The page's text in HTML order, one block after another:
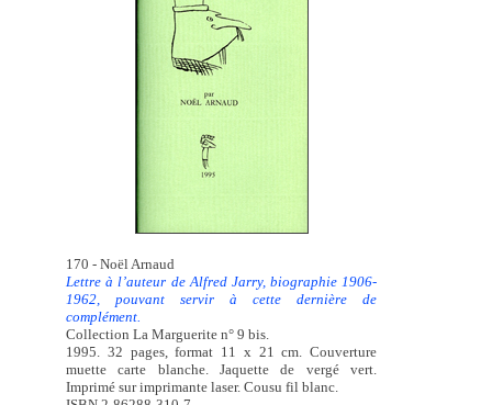
170 - Noël Arnaud
Lettre à l’auteur de Alfred Jarry, biographie 1906-
1962, pouvant servir à cette dernière de
complément.
Collection La Marguerite n° 9 bis.
1995. 32 pages, format 11 x 21 cm. Couverture
muette carte blanche. Jaquette de vergé vert.
Imprimé sur imprimante laser. Cousu fil blanc.